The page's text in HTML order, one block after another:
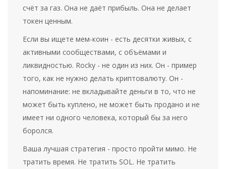
счёт за газ. Она не даёт прибыль. Она не делает
токен ценным.
Если вы ищете мем-коин - есть десятки живых, с
активными сообществами, с объёмами и
ликвидностью. Rocky - не один из них. Он - пример
того, как не нужно делать криптовалюту. Он -
напоминание: не вкладывайте деньги в то, что не
может быть куплено, не может быть продано и не
имеет ни одного человека, который бы за него
боролся.
Ваша лучшая стратегия - просто пройти мимо. Не
тратить время. Не тратить SOL. Не тратить